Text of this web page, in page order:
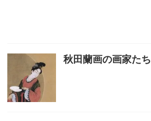
秋田蘭画の画家たち